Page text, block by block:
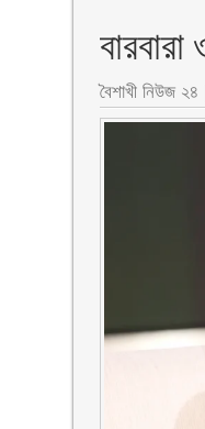
বৈশাখী নিউজ ২৪